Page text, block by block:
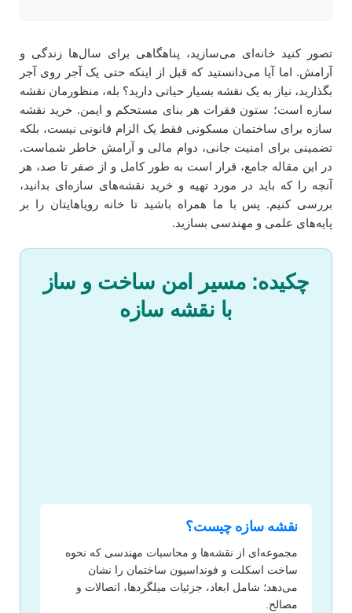
تصور کنید خانه‌ای می‌سازید، پناهگاهی برای سال‌ها زندگی و
آرامش. اما آیا می‌دانستید که قبل از اینکه حتی یک آجر روی آجر
بگذارید، نیاز به یک نقشه بسیار حیاتی دارید؟ بله، منظورمان نقشه
سازه است؛ ستون فقرات هر بنای مستحکم و ایمن. خرید نقشه
سازه برای ساختمان مسکونی فقط یک الزام قانونی نیست، بلکه
تضمینی برای امنیت جانی، دوام مالی و آرامش خاطر شماست.
در این مقاله جامع، قرار است به طور کامل و از صفر تا صد، هر
آنچه را که باید در مورد تهیه و خرید نقشه‌های سازه‌ای بدانید،
بررسی کنیم. پس با ما همراه باشید تا خانه رویاهایتان را بر
پایه‌های علمی و مهندسی بسازید.
چکیده: مسیر امن ساخت و ساز
با نقشه سازه
نقشه سازه چیست؟
مجموعه‌ای از نقشه‌ها و محاسبات مهندسی که نحوه
ساخت اسکلت و فونداسیون ساختمان را نشان
می‌دهد؛ شامل ابعاد، جزئیات میلگردها، اتصالات و
مصالح.